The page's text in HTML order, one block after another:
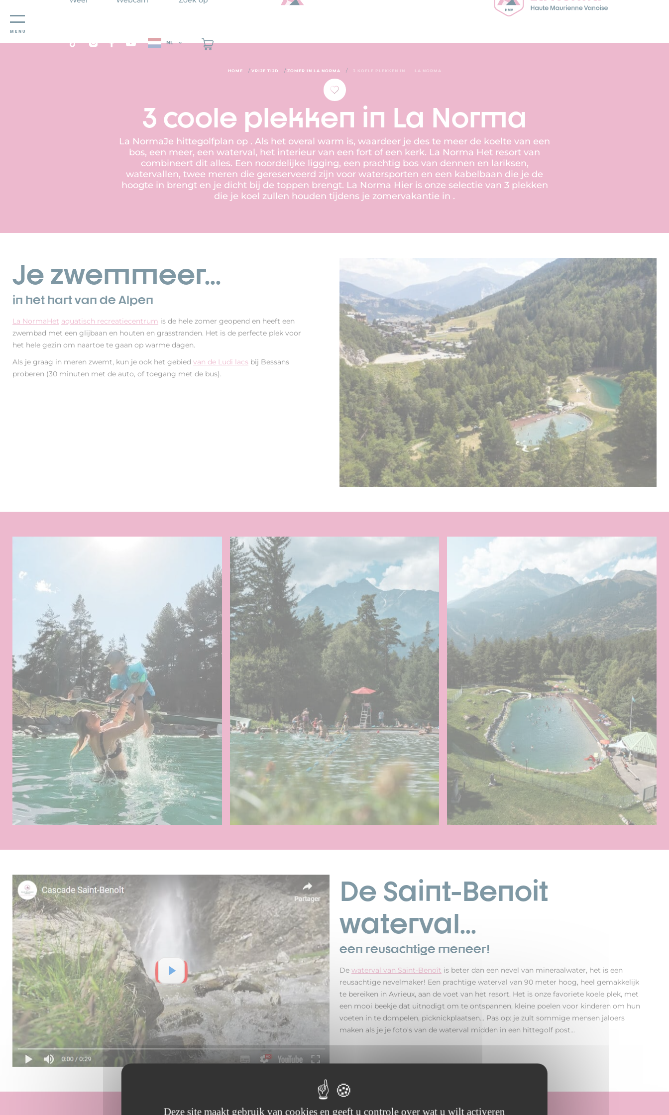
Deze site maakt gebruik van cookies en geeft u controle over wat u wilt activeren
MENU
NL
HOME / VRIJE TIJD / ZOMER IN LA NORMA / 3 KOELE PLEKKEN IN LA NORMA
3 coole plekken in La Norma
La NormaJe hittegolfplan op . Als het overal warm is, waardeer je des te meer de koelte van een
bos, een meer, een waterval, het interieur van een fort of een kerk. La Norma Het resort van
combineert dit alles. Een noordelijke ligging, een prachtig bos van dennen en lariksen,
watervallen, twee meren die gereserveerd zijn voor watersporten en een kabelbaan die je de
hoogte in brengt en je dicht bij de toppen brengt. La Norma Hier is onze selectie van 3 plekken
die je koel zullen houden tijdens je zomervakantie in .
Je zwemmeer...
in het hart van de Alpen
La NormaHet aquatisch recreatiecentrum is de hele zomer geopend en heeft een
zwembad met een glijbaan en houten en grasstranden. Het is de perfecte plek voor
het hele gezin om naartoe te gaan op warme dagen.
Als je graag in meren zwemt, kun je ook het gebied van de Ludi lacs bij Bessans
proberen (30 minuten met de auto, of toegang met de bus).
De Saint-Benoit
waterval...
een reusachtige meneer!
De waterval van Saint-Benoît is beter dan een nevel van mineraalwater, het is een
reusachtige nevelmaker! Een prachtige waterval van 90 meter hoog, heel gemakkelijk
te bereiken in Avrieux, aan de voet van het resort. Het is onze favoriete koele plek, met
een mooi beekje dat uitnodigt om te ontspannen, kleine poelen voor kinderen om hun
voeten in te dompelen, picknickplaatsen... Pas op: je zult sommige mensen jaloers
maken als je je foto's van de waterval midden in een hittegolf post...